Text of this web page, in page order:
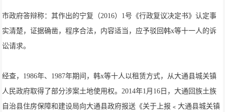
市政府答辩称：其作出的宁复（2016）1号《行政复议决定书》认定事
实清楚，证据确凿，程序合法，内容适当，应予驳回韩x等十一人的诉
讼请求。
经查，1986年、1987年期间，韩x等十人以租赁方式，从大通县城关镇
人民政府取得了部分涉案土地使用权。2014年1月16日，大通回族土族
自治县住房保障和建设局向大通县政府报送《关于上报﹤大通县城关镇